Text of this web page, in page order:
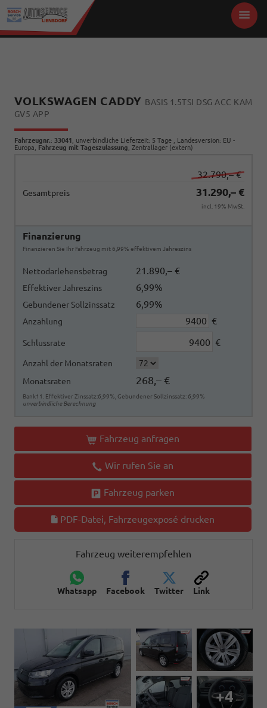
VOLKSWAGEN CADDY BASIS 1.5TSI DSG ACC KAM
GV5 APP
Fahrzeugnr.: 33041 , unverbindliche Lieferzeit: 5 Tage , Landesversion: EU -
Europa, Fahrzeug mit Tageszulassung , Zentrallager (extern)
32.790,– €
Gesamtpreis 31.290,– €
incl. 19% MwSt.
Finanzierung
Finanzieren Sie Ihr Fahrzeug mit 6,99% effektivem Jahreszins
Nettodarlehensbetrag 21.890,– €
Effektiver Jahreszins 6,99%
Gebundener Sollzinssatz 6,99%
Anzahlung €
Schlussrate €
Anzahl der Monatsraten
Monatsraten
268,– €
Bank11. Effektiver Zinssatz:6,99%, Gebundener Sollzinssatz: 6,99%
unverbindliche Berechnung
Fahrzeug anfragen
Wir rufen Sie an
Fahrzeug parken
PDF-Datei, Fahrzeugexposé drucken
Fahrzeug weiterempfehlen
Whatsapp Facebook Twitter Link
+4